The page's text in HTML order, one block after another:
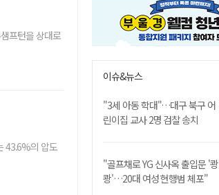
프턴을 상대로
43.6%의 압도
이슈&뉴스
"3세 아동 학대"…대구 북구 어
린이집 교사 2명 검찰 송치
"골프채로 YG 신사옥 출입문 '쾅
쾅'…20대 여성 현행범 체포"